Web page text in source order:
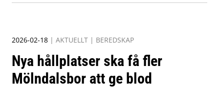
2026-02-18 | AKTUELLT | BEREDSKAP
Nya hållplatser ska få fler
Mölndalsbor att ge blod